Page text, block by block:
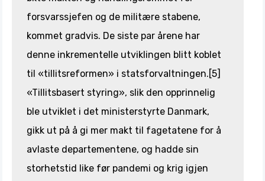
forsvarssjefen og de militære stabene,
kommet gradvis. De siste par årene har
denne inkrementelle utviklingen blitt koblet
til «tillitsreformen» i statsforvaltningen.[5]
«Tillitsbasert styring», slik den opprinnelig
ble utviklet i det ministerstyrte Danmark,
gikk ut på å gi mer makt til fagetatene for å
avlaste departementene, og hadde sin
storhetstid like før pandemi og krig igjen